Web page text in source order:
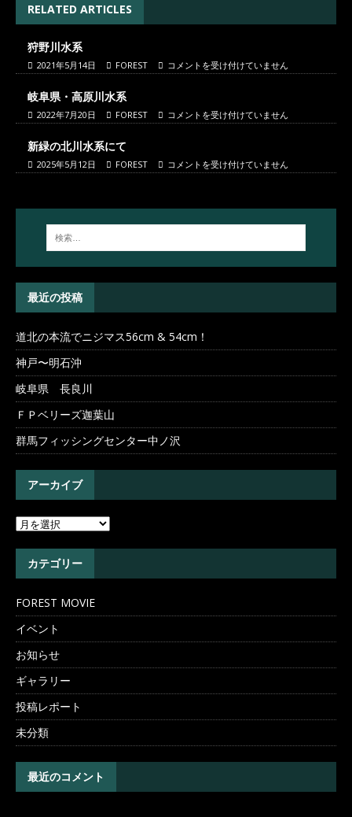
RELATED ARTICLES
狩野川水系
2021年5月14日 FOREST コメントを受け付けていません
岐阜県・高原川水系
2022年7月20日 FOREST コメントを受け付けていません
新緑の北川水系にて
2025年5月12日 FOREST コメントを受け付けていません
最近の投稿
道北の本流でニジマス56cm & 54cm！
神戸〜明石沖
岐阜県 長良川
ＦＰベリーズ迦葉山
群馬フィッシングセンター中ノ沢
アーカイブ
カテゴリー
FOREST MOVIE
イベント
お知らせ
ギャラリー
投稿レポート
未分類
最近のコメント